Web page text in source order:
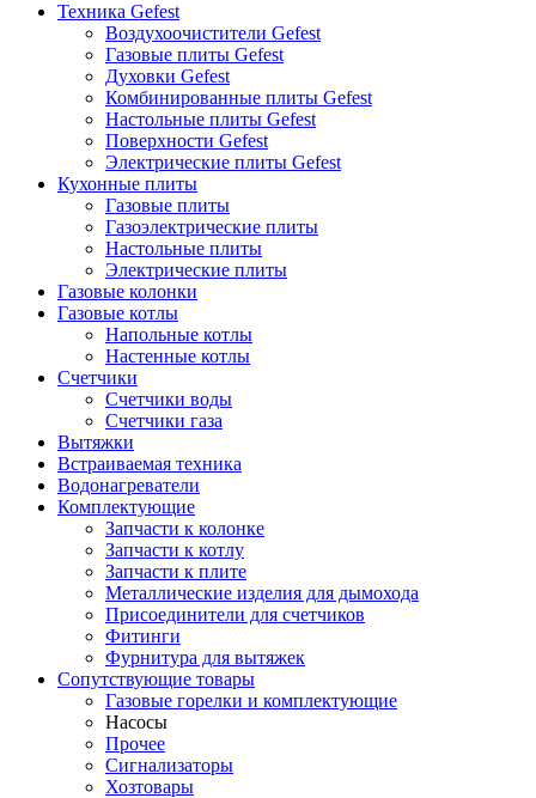
Техника Gefest
Воздухоочистители Gefest
Газовые плиты Gefest
Духовки Gefest
Комбинированные плиты Gefest
Настольные плиты Gefest
Поверхности Gefest
Электрические плиты Gefest
Кухонные плиты
Газовые плиты
Газоэлектрические плиты
Настольные плиты
Электрические плиты
Газовые колонки
Газовые котлы
Напольные котлы
Настенные котлы
Счетчики
Счетчики воды
Счетчики газа
Вытяжки
Встраиваемая техника
Водонагреватели
Комплектующие
Запчасти к колонке
Запчасти к котлу
Запчасти к плите
Металлические изделия для дымохода
Присоединители для счетчиков
Фитинги
Фурнитура для вытяжек
Сопутствующие товары
Газовые горелки и комплектующие
Насосы
Прочее
Сигнализаторы
Хозтовары